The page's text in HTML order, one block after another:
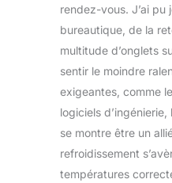
rendez-vous. J’ai
bureautique, de la
multitude d’onglets
sentir le moindre
exigeantes, comme
logiciels
se montre être un
refroidissement
températures